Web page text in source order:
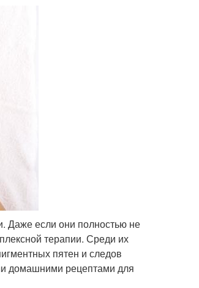
Даже если они полностью не
терапии. Среди их
пятен и следов
домашними рецептами для